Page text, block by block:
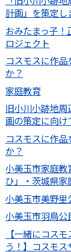
計画」を策定し
おみたまっ子
ロジェクト
コスモスに作
か？
家庭教育
旧小川小跡地
画の策定に向け
コスモスに作
か？
小美玉市家庭教
ひ」・茨城県家
小美玉市美野里
小美玉市羽鳥公
【一緒にコス
う！】コスモ